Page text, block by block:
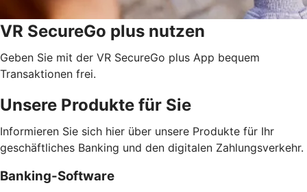
VR SecureGo plus nutzen
Geben Sie mit der VR SecureGo plus App bequem
Transaktionen frei.
Unsere Produkte für Sie
Informieren Sie sich hier über unsere Produkte für Ihr
geschäftliches Banking und den digitalen Zahlungsverkehr.
Banking-Software